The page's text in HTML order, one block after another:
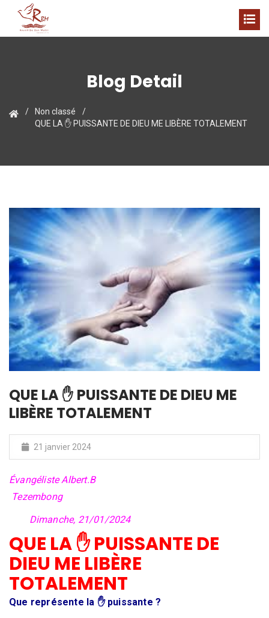
Blog Detail
Non classé
QUE LA ✋ PUISSANTE DE DIEU ME LIBÈRE TOTALEMENT
QUE LA ✋ PUISSANTE DE DIEU ME
LIBÈRE TOTALEMENT
21 janvier 2024
Évangéliste Albert.B
Tezembong
Dimanche, 21/01/2024
QUE LA ✋ PUISSANTE DE
DIEU ME LIBÈRE
TOTALEMENT
Que représente la ✋ puissante ?